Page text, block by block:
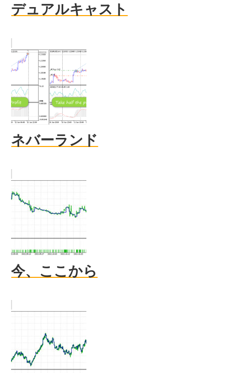
デュアルキャスト
ネバーランド
今、ここから